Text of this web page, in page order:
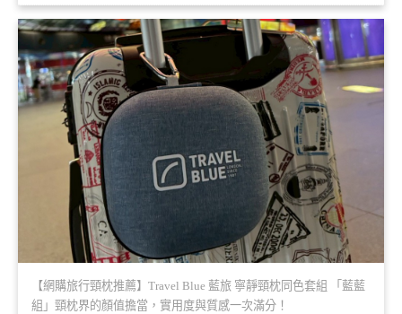
【網購旅行頸枕推薦】Travel Blue 藍旅 寧靜頸枕同色套組 「藍藍
組」頸枕界的顏值擔當，實用度與質感一次滿分！